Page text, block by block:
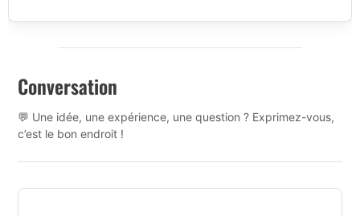
Conversation
💬 Une idée, une expérience, une question ? Exprimez-vous,
c’est le bon endroit !